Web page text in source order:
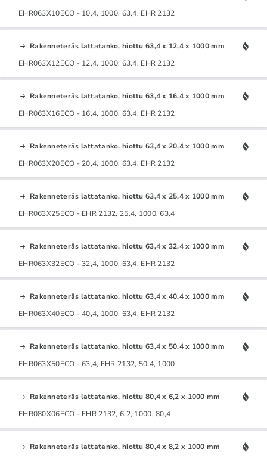
EHR063X10ECO - 10,4, 1000, 63,4, EHR 2132
Rakenneteräs lattatanko, hiottu 63,4 x 12,4 x 1000 mm
EHR063X12ECO - 12,4, 1000, 63,4, EHR 2132
Rakenneteräs lattatanko, hiottu 63,4 x 16,4 x 1000 mm
EHR063X16ECO - 16,4, 1000, 63,4, EHR 2132
Rakenneteräs lattatanko, hiottu 63,4 x 20,4 x 1000 mm
EHR063X20ECO - 20,4, 1000, 63,4, EHR 2132
Rakenneteräs lattatanko, hiottu 63,4 x 25,4 x 1000 mm
EHR063X25ECO - EHR 2132, 25,4, 1000, 63,4
Rakenneteräs lattatanko, hiottu 63,4 x 32,4 x 1000 mm
EHR063X32ECO - 32,4, 1000, 63,4, EHR 2132
Rakenneteräs lattatanko, hiottu 63,4 x 40,4 x 1000 mm
EHR063X40ECO - 40,4, 1000, 63,4, EHR 2132
Rakenneteräs lattatanko, hiottu 63,4 x 50,4 x 1000 mm
EHR063X50ECO - 63,4, EHR 2132, 50,4, 1000
Rakenneteräs lattatanko, hiottu 80,4 x 6,2 x 1000 mm
EHR080X06ECO - EHR 2132, 6,2, 1000, 80,4
Rakenneteräs lattatanko, hiottu 80,4 x 8,2 x 1000 mm